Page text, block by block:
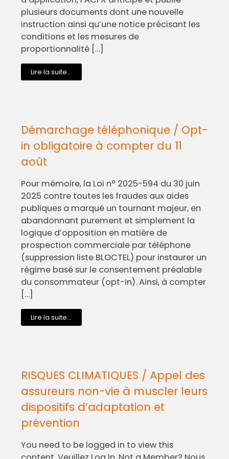
plusieurs documents dont une nouvelle
instruction ainsi qu’une notice précisant les
conditions et les mesures de
proportionnalité […]
Lire la suite...
Démarchage téléphonique / Opt-
in obligatoire à compter du 11
août
Pour mémoire, la Loi n° 2025-594 du 30 juin
2025 contre toutes les fraudes aux aides
publiques a marqué un tournant majeur, en
abandonnant purement et simplement la
logique d’opposition en matière de
prospection commerciale par téléphone
(suppression liste BLOCTEL) pour instaurer un
régime basé sur le consentement préalable
du consommateur (opt-in). Ainsi, à compter
[…]
Lire la suite...
RISQUES CLIMATIQUES / Appel des
assureurs non-vie à muscler leurs
dispositifs d’adaptation et
prévention
You need to be logged in to view this